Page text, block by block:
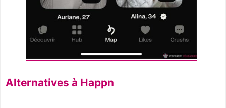
Alternatives à Happn